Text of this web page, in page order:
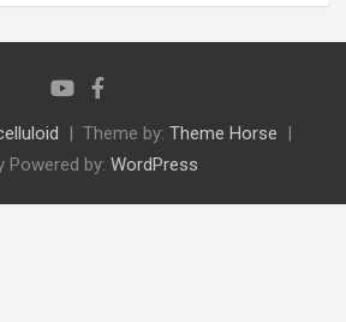
Theme by: Theme Horse
Powered by: WordPress